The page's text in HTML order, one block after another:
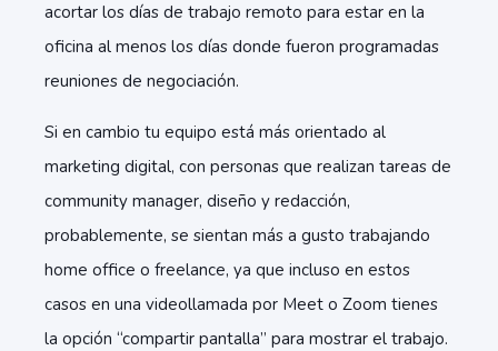
acortar los días de trabajo remoto para estar en la
oficina al menos los días donde fueron programadas
reuniones de negociación.
Si en cambio tu equipo está más orientado al
marketing digital, con personas que realizan tareas de
community manager, diseño y redacción,
probablemente, se sientan más a gusto trabajando
home office o freelance, ya que incluso en estos
casos en una videollamada por Meet o Zoom tienes
la opción “compartir pantalla” para mostrar el trabajo.